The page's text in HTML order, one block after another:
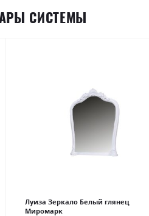
СИСТЕМЫ
Луиза Зеркало Белый глянец
Миромарк